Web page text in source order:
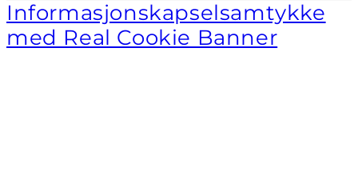
Informasjonskapselsamtykke
med Real Cookie Banner